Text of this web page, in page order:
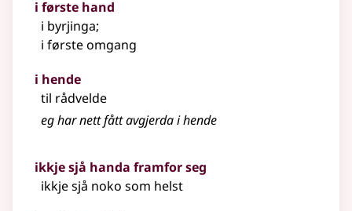
i første hand
i byrjinga;
i første omgang
i hende
til rådvelde
eg har nett fått avgjerda i hende
ikkje sjå handa framfor seg
ikkje sjå noko som helst